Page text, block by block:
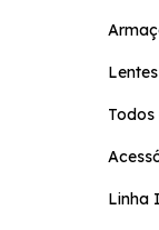
Todos
Linha